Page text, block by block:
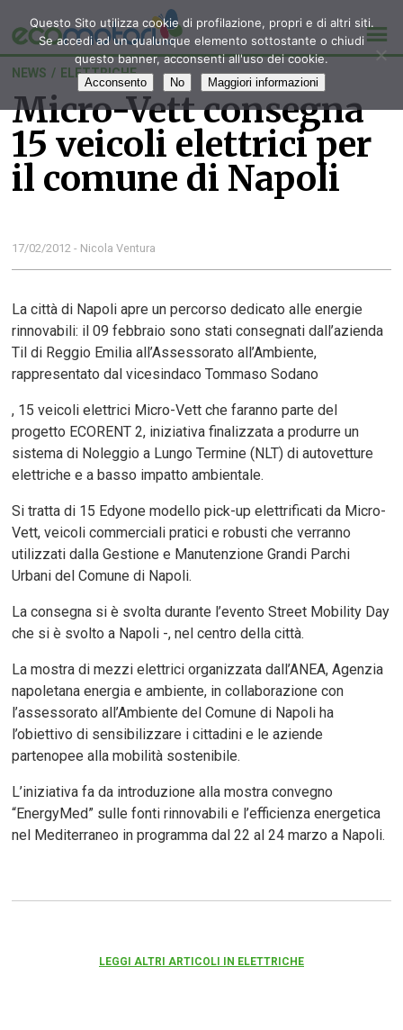
NEWS / ELETTRICHE
Micro-Vett consegna
15 veicoli elettrici per
il comune di Napoli
17/02/2012 - Nicola Ventura
La città di Napoli apre un percorso dedicato alle energie
rinnovabili: il 09 febbraio sono stati consegnati dall’azienda
Til di Reggio Emilia all’Assessorato all’Ambiente,
rappresentato dal vicesindaco Tommaso Sodano
, 15 veicoli elettrici Micro-Vett che faranno parte del
progetto ECORENT 2, iniziativa finalizzata a produrre un
sistema di Noleggio a Lungo Termine (NLT) di autovetture
elettriche e a basso impatto ambientale.
Si tratta di 15 Edyone modello pick-up elettrificati da Micro-
Vett, veicoli commerciali pratici e robusti che verranno
utilizzati dalla Gestione e Manutenzione Grandi Parchi
Urbani del Comune di Napoli.
La consegna si è svolta durante l’evento Street Mobility Day
che si è svolto a Napoli -, nel centro della città.
La mostra di mezzi elettrici organizzata dall’ANEA, Agenzia
napoletana energia e ambiente, in collaborazione con
l’assessorato all’Ambiente del Comune di Napoli ha
l’obiettivo di sensibilizzare i cittadini e le aziende
partenopee alla mobilità sostenibile.
L’iniziativa fa da introduzione alla mostra convegno
“EnergyMed” sulle fonti rinnovabili e l’efficienza energetica
nel Mediterraneo in programma dal 22 al 24 marzo a Napoli.
LEGGI ALTRI ARTICOLI IN ELETTRICHE
Questo Sito utilizza cookie di profilazione, propri e di altri siti.
Se accedi ad un qualunque elemento sottostante o chiudi
questo banner, acconsenti all'uso dei cookie.
Acconsento No Maggiori informazioni